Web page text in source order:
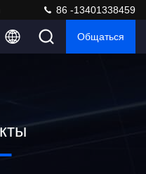
86 -13401338459
Общаться